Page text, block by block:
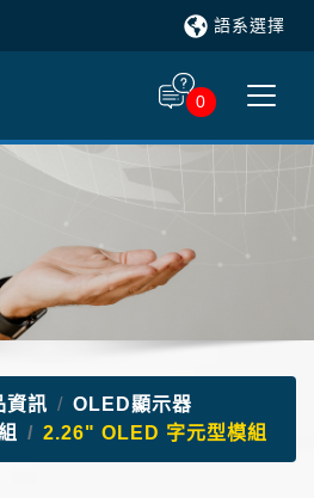
語系選擇
0
資訊
OLED顯示器
2.26" OLED 字元型模組